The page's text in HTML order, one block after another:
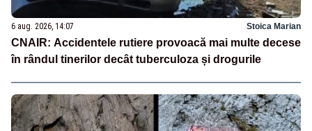
6 aug. 2026, 14:07 Stoica Marian
CNAIR: Accidentele rutiere provoacă mai multe decese
în rândul tinerilor decât tuberculoza și drogurile